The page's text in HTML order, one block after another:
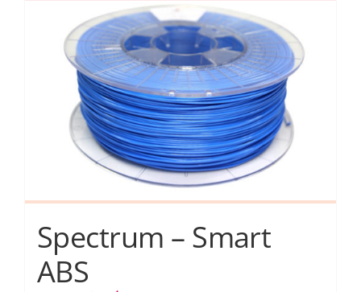
Services
Academy
Software
Blog
Επικοινωνία
Spectrum – Smart
ABS